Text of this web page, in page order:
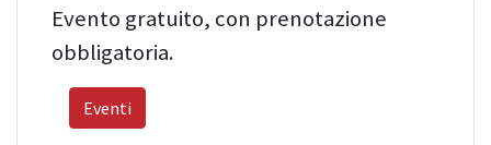
Evento gratuito, con prenotazione
obbligatoria.
Eventi